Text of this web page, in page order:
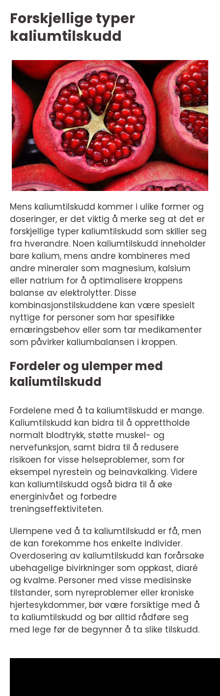
Forskjellige typer
kaliumtilskudd
Mens kaliumtilskudd kommer i ulike former og
doseringer, er det viktig å merke seg at det er
forskjellige typer kaliumtilskudd som skiller seg
fra hverandre. Noen kaliumtilskudd inneholder
bare kalium, mens andre kombineres med
andre mineraler som magnesium, kalsium
eller natrium for å optimalisere kroppens
balanse av elektrolytter. Disse
kombinasjonstilskuddene kan være spesielt
nyttige for personer som har spesifikke
ernæringsbehov eller som tar medikamenter
som påvirker kaliumbalansen i kroppen.
Fordeler og ulemper med
kaliumtilskudd
Fordelene med å ta kaliumtilskudd er mange.
Kaliumtilskudd kan bidra til å opprettholde
normalt blodtrykk, støtte muskel- og
nervefunksjon, samt bidra til å redusere
risikoen for visse helseproblemer, som for
eksempel nyrestein og beinavkalking. Videre
kan kaliumtilskudd også bidra til å øke
energinivået og forbedre
treningseffektiviteten.
Ulempene ved å ta kaliumtilskudd er få, men
de kan forekomme hos enkelte individer.
Overdosering av kaliumtilskudd kan forårsake
ubehagelige bivirkninger som oppkast, diaré
og kvalme. Personer med visse medisinske
tilstander, som nyreproblemer eller kroniske
hjertesykdommer, bør være forsiktige med å
ta kaliumtilskudd og bør alltid rådføre seg
med lege før de begynner å ta slike tilskudd.